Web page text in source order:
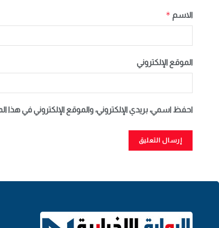
الاسم *
الموقع الإلكتروني
احفظ اسمي، بريدي الإلكتروني، والموقع الإلكتروني في هذا